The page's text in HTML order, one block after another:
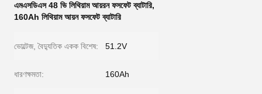
এমএসডিএস 48 ভি লিথিয়াম আয়রন ফসফেট ব্যাটারি,
160Ah লিথিয়াম আয়ন ফসফেট ব্যাটারি
ভোল্টেজ, বৈদ্যুতিক একক বিশেষ: 51.2V
ধারণক্ষমতা: 160Ah